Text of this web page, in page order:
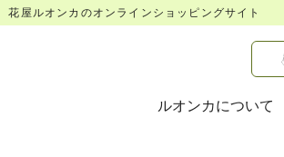
花屋ルオンカのオンラインショッピングサイト
ルオンカについて